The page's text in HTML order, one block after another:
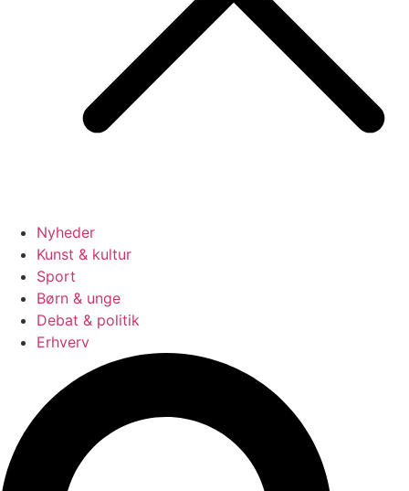
Nyheder
Kunst & kultur
Sport
Børn & unge
Debat & politik
Erhverv